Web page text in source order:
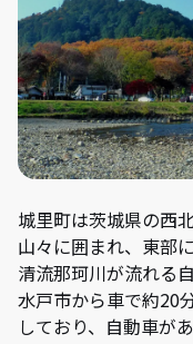
城里町は茨城県の西
山々に囲まれ、東部
清流那珂川が流れる
水戸市から車で約20
しており、自動車が